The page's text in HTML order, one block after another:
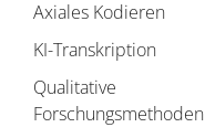
Axiales Kodieren
KI-Transkription
Qualitative
Forschungsmethoden